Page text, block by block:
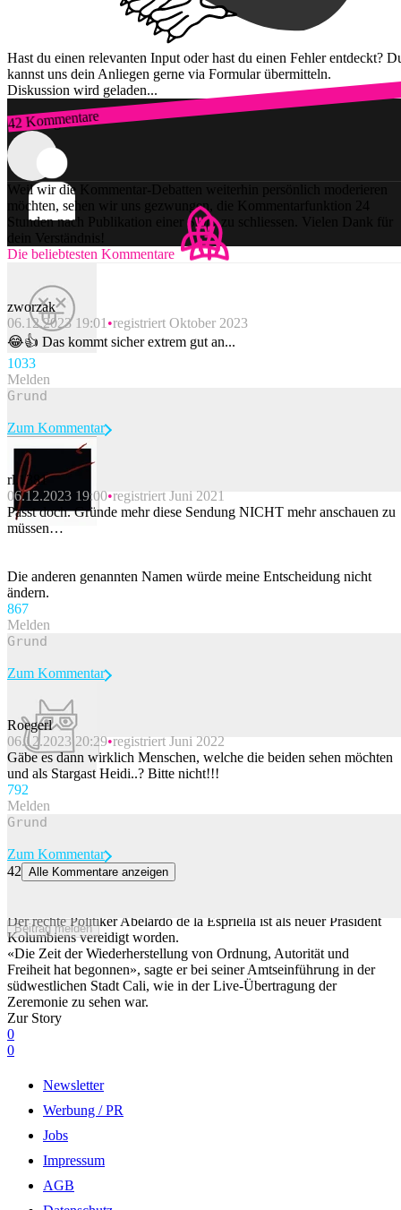
Hast du einen relevanten Input oder hast du einen Fehler entdeckt?
kannst uns dein Anliegen gerne via Formular übermitteln.
Diskussion wird geladen...
42 Kommentare
Zum Login
Weil wir die Kommentar-Debatten weiterhin persönlich moderieren
möchten, sehen wir uns gezwungen, die Kommentarfunktion 24
Stunden nach Publikation einer Story zu schliessen. Vielen Dank für
dein Verständnis!
Die beliebtesten Kommentare
zworzak
06.12.2023 19:01 registriert Oktober 2023
😂👍 Das kommt sicher extrem gut an...
1033
Melden
Beitrag melden
Zum Kommentar
rl.1381
06.12.2023 19:00 registriert Juni 2021
Passt doch. Gründe mehr diese Sendung NICHT mehr anschauen zu
müssen…
Die anderen genannten Namen würde meine Entscheidung nicht
ändern.
867
Melden
Beitrag melden
Zum Kommentar
Roegerl
06.12.2023 20:29 registriert Juni 2022
Gäbe es dann wirklich Menschen, welche die beiden sehen möchten
und als Stargast Heidi..? Bitte nicht!!!
792
Melden
Beitrag melden
Zum Kommentar
42 Alle Kommentare anzeigen
Der rechte Politiker Abelardo de la Espriella ist als neuer Präsident
Kolumbiens vereidigt worden.
«Die Zeit der Wiederherstellung von Ordnung, Autorität und
Freiheit hat begonnen», sagte er bei seiner Amtseinführung in der
südwestlichen Stadt Cali, wie in der Live-Übertragung der
Zeremonie zu sehen war.
Zur Story
0
0
Newsletter
Werbung / PR
Jobs
Impressum
AGB